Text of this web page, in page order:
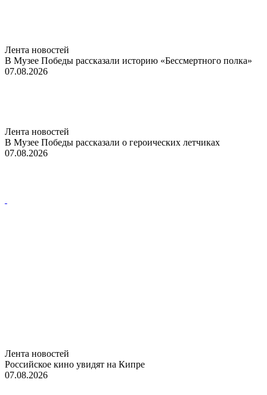
Лента новостей
В Музее Победы рассказали историю «Бессмертного полка»
07.08.2026
Лента новостей
В Музее Победы рассказали о героических летчиках
07.08.2026
Лента новостей
Российское кино увидят на Кипре
07.08.2026